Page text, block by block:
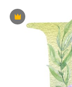
Premium